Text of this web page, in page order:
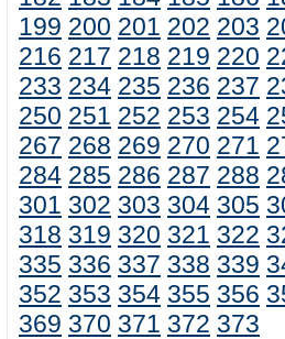
199 200 201 202 203
216 217 218 219 220
233 234 235 236 237
250 251 252 253 254
267 268 269 270 271
284 285 286 287 288
301 302 303 304 305
318 319 320 321 322
335 336 337 338 339
352 353 354 355 356
369 370 371 372 373